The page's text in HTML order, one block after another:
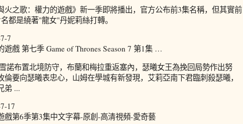
火之歌：權力的遊戲》新一季即將播出，官方公布前3集名稱，但其實前
都是繞著"龍女"丹妮莉絲打轉。
7
遊戲 第七季 Game of Thrones Season 7 第1集 …
諾布置北境防守，布蘭和梅拉重返塞內，瑟曦女王為挽回局勢作出努
倫要向瑟曦表忠心，山姆在學城有新發現，艾莉亞南下君臨刺殺瑟曦，
弟 ...
17
戲第6季第3集中文字幕-原創-高清視頻-愛奇藝